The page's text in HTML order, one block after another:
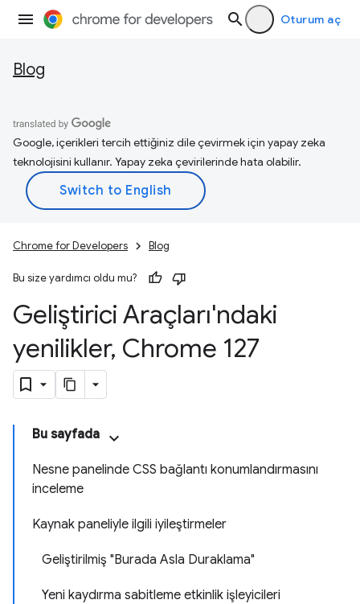
Oturum aç
Blog
Google, içerikleri tercih ettiğiniz dile çevirmek için yapay zeka
teknolojisini kullanır. Yapay zeka çevirilerinde hata olabilir.
Chrome for Developers Blog
Bu size yardımcı oldu mu?
Geliştirici Araçları'ndaki
yenilikler, Chrome 127
Bu sayfada
Nesne panelinde CSS bağlantı konumlandırmasını
inceleme
Kaynak paneliyle ilgili iyileştirmeler
Geliştirilmiş "Burada Asla Duraklama"
Yeni kaydırma sabitleme etkinlik işleyicileri